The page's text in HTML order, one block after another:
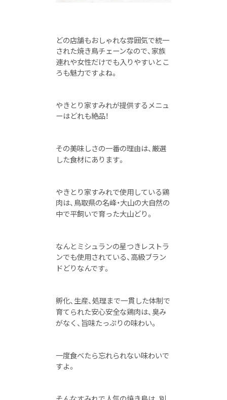
どの店舗もおしゃれな雰囲気で統一
された焼き鳥チェーンなので、家族
連れや女性だけでも入りやすいとこ
ろも魅力ですよね。
やきとり家すみれが提供するメニュ
ーはどれも絶品！
その美味しさの一番の理由は、厳選
した食材にあります。
やきとり家すみれで使用している鶏
肉は、鳥取県の名峰・大山の大自然の
中で平飼いで育った大山どり。
なんとミシュランの星つきレストラ
ンでも使用されている、高級ブラン
ドどりなんです。
孵化、生産、処理まで一貫した体制で
育てられた安心安全な鶏肉は、臭み
がなく、旨味たっぷりの味わい。
一度食べたら忘れられない味わいで
すよ。